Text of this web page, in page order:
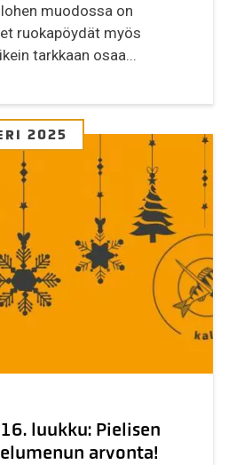
muodossa on
ruokapöydät myös
tarkkaan osaa...
2025
luukku: Pielisen
arvonta!